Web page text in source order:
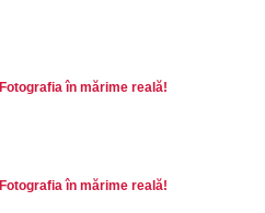
Fotografia în mărime reală!
Fotografia în mărime reală!